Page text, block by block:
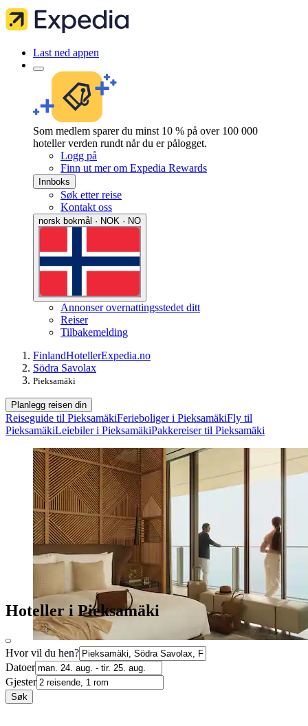
Last ned appen
Som medlem sparer du minst 10 % på over 100 000
hoteller verden rundt når du er pålogget.
Logg på
Finn ut mer om Expedia Rewards
Innboks
Søk etter reise
Kontakt oss
norsk bokmål · NOK · NO
Annonser overnattingsstedet ditt
Reiser
Tilbakemelding
FinlandHotellerExpedia.no
Södra Savolax
Pieksamäki
Planlegg reisen din
Reiseguide til PieksamäkiFerieboliger i PieksamäkiFly til
PieksamäkiLeiebiler i PieksamäkiPakkereiser til Pieksamäki
Hoteller i Pieksamäki
Hvor vil du hen?
Datoer
Gjester
Søk